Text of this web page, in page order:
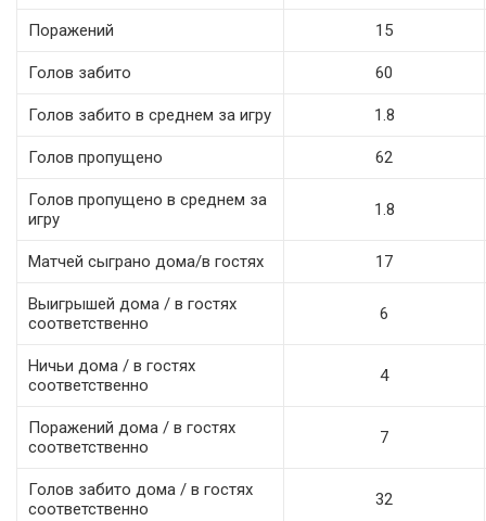
Поражений 15
Голов забито 60
Голов забито в среднем за игру 1.8
Голов пропущено 62
Голов пропущено в среднем за
игру
1.8
Матчей сыграно дома/в гостях 17
Выигрышей дома / в гостях
соответственно
6
Ничьи дома / в гостях
соответственно
4
Поражений дома / в гостях
соответственно
7
Голов забито дома / в гостях
соответственно
32